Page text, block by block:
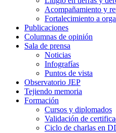
Acompañamiento y
Fortalecimiento a
Publicaciones
Columnas de opinión
Sala de prensa
Noticias
Infografías
Puntos de vista
Observatorio JEP
Tejiendo memoria
Formación
Cursos y diplomados
Validación de
Ciclo de charlas en